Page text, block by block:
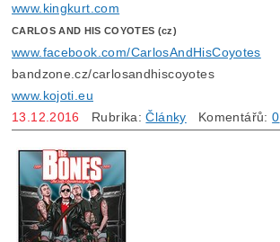
www.kingkurt.com
CARLOS AND HIS COYOTES (cz)
www.facebook.com/CarlosAndHisCoyotes
bandzone.cz/carlosandhiscoyotes
www.kojoti.eu
13.12.2016
Rubrika:Články Komentářů:0